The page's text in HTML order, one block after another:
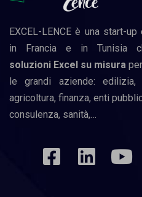
EXCEL-LENCE è una start-
in Francia e in Tunisia
soluzioni Excel su misura
le grandi aziende: edilizia,
agricoltura, finanza, enti
consulenza, sanità,…